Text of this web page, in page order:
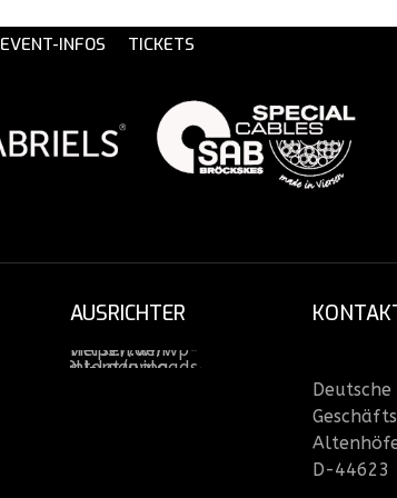
EVENT-INFOS TICKETS
AUSRICHTER
D-44623